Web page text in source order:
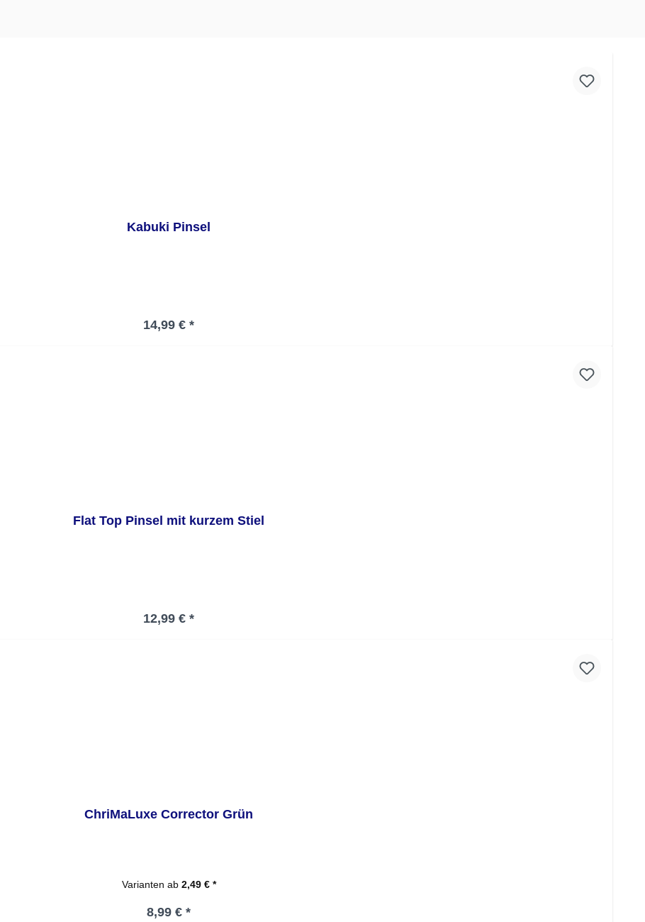
Kabuki Pinsel
Regulärer Preis:
14,99 € *
Flat Top Pinsel mit kurzem Stiel
Regulärer Preis:
12,99 € *
ChriMaLuxe Corrector Grün
Varianten ab2,49 € *
Regulärer Preis:
8,99 € *